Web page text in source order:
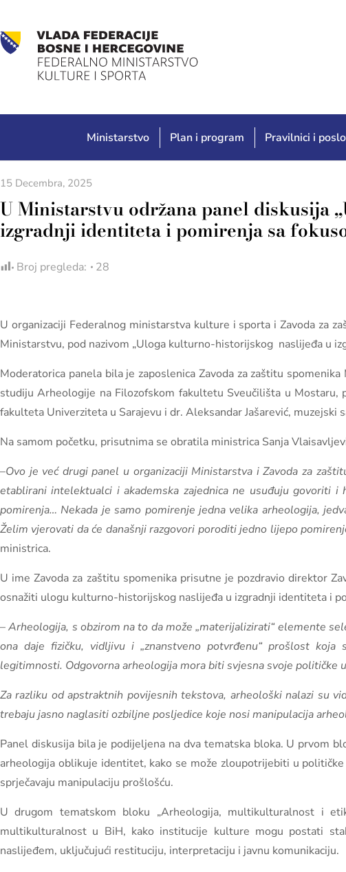
Ministarstvo Plan i program Pravilnici i
15 Decembra, 2025
U Ministarstvu održana panel
izgradnji identiteta i pomirenja sa
Broj pregleda: 28
U organizaciji Federalnog ministarstva kulture i sporta i Zavoda za
Ministarstvu, pod nazivom „Uloga kulturno-historijskog naslijeđa u
Moderatorica panela bila je zaposlenica Zavoda za zaštitu
studiju Arheologije na Filozofskom fakultetu Sveučilišta u Mostaru,
fakulteta Univerziteta u Sarajevu i dr. Aleksandar Jašarević,
Na samom početku, prisutnima se obratila ministrica Sanja
–Ovo je već drugi panel u organizaciji Ministarstva i Zavoda za
etablirani intelektualci i akademska zajednica ne usuđuju
pomirenja… Nekada je samo pomirenje jedna velika arheologija,
Želim vjerovati da će današnji razgovori poroditi jedno lijepo
ministrica.
U ime Zavoda za zaštitu spomenika prisutne je pozdravio direktor
osnažiti ulogu kulturno-historijskog naslijeđa u izgradnji identiteta i
–Arheologija, s obzirom na to da može „materijalizirati“ elemente
ona daje fizičku, vidljivu i „znanstveno potvrđenu“ prošlost
legitimnosti. Odgovorna arheologija mora biti svjesna svoje
Za razliku od apstraktnih povijesnih tekstova, arheološki nalazi su
trebaju jasno naglasiti ozbiljne posljedice koje nosi manipulacija
Panel diskusija bila je podijeljena na dva tematska bloka. U prvom
arheologija oblikuje identitet, kako se može zloupotrijebiti u
sprječavaju manipulaciju prošlošću.
U drugom tematskom bloku „Arheologija, multikulturalnost i
multikulturalnost u BiH, kako institucije kulture mogu postati
naslijeđem, uključujući restituciju, interpretaciju i javnu komunikaciju.